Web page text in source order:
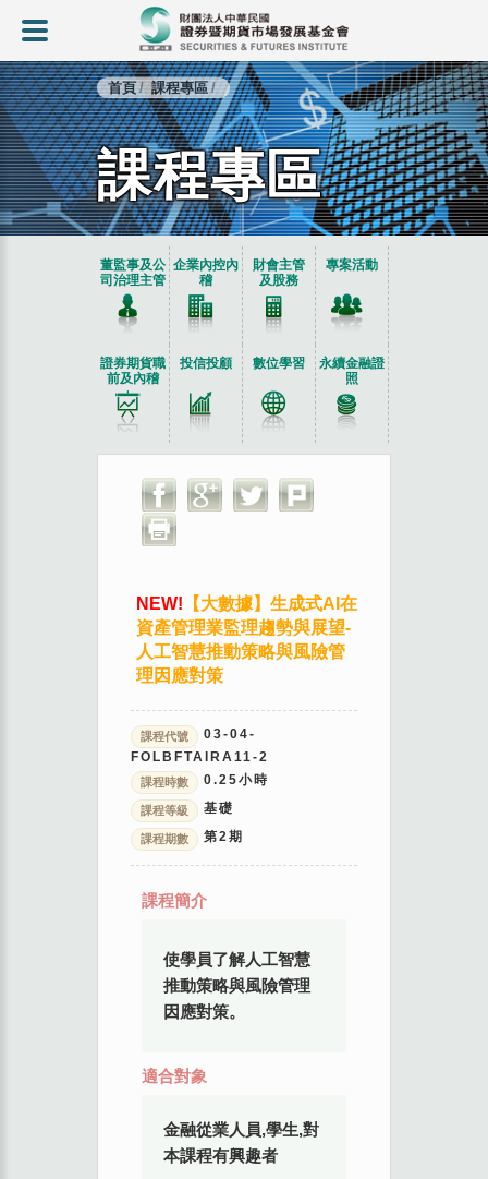
首頁 課程專區
課程專區
董監事及公
司治理主管
企業內控內
稽
財會主管
及股務
專案活動
證券期貨職
前及內稽
投信投顧 數位學習
永續金融證
照
NEW! 【大數據】生成式AI在
資產管理業監理趨勢與展望-
人工智慧推動策略與風險管
理因應對策
課程代號
03-04-
FOLBFTAIRA11-2
課程時數 0.25小時
課程等級 基礎
課程期數 第2期
課程簡介
使學員了解人工智慧
推動策略與風險管理
因應對策。
適合對象
金融從業人員,學生,對
本課程有興趣者